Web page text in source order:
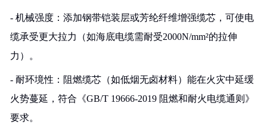
- 机械强度：添加钢带铠装层或芳纶纤维增强缆芯，可使电
缆承受更大拉力（如海底电缆需耐受2000N/mm²的拉伸
力）。
- 耐环境性：阻燃缆芯（如低烟无卤材料）能在火灾中延缓
火势蔓延，符合《GB/T 19666-2019 阻燃和耐火电缆通则》
要求。